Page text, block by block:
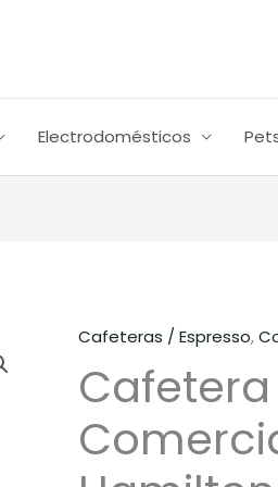
Electrodomésticos
Cafeteras / Espresso,
Cafetera
El
precio
Cafetera
Uso
Comercial
60
Tazas